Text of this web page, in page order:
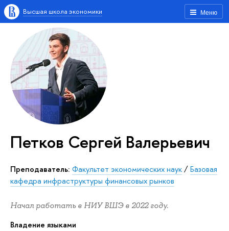
Меню
Высшая школа экономики
Петков Сергей Валерьевич
Преподаватель: Факультет экономических наук/Базовая
кафедра инфраструктуры финансовых рынков
Начал работать в НИУ ВШЭ в 2022 году.
Владение языками